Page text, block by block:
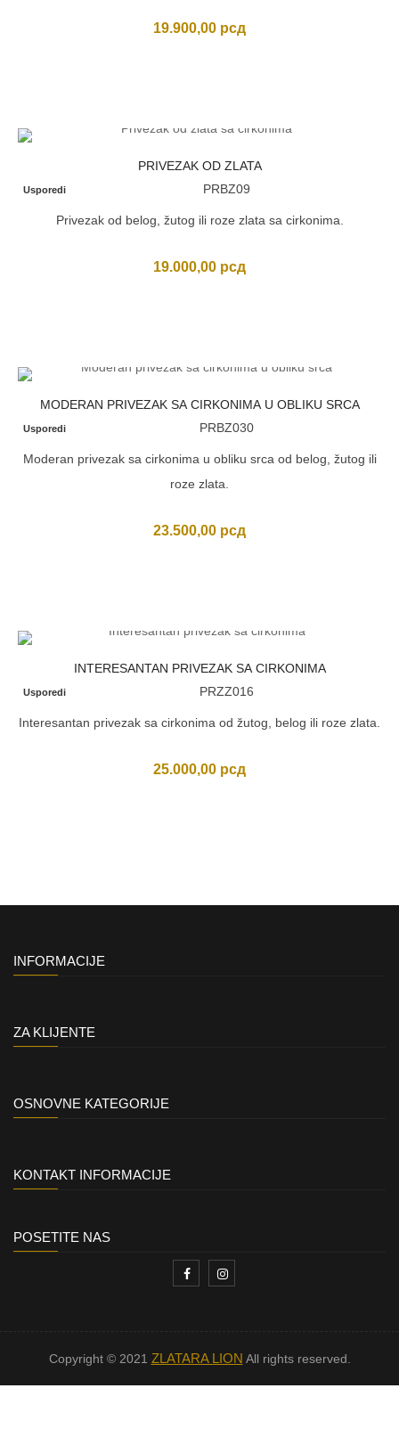
19.900,00 рсд
PRIVEZAK OD ZLATA
Usporedi PRBZ09
Privezak od belog, žutog ili roze zlata sa cirkonima.
19.000,00 рсд
MODERAN PRIVEZAK SA CIRKONIMA U OBLIKU SRCA
Usporedi PRBZ030
Moderan privezak sa cirkonima u obliku srca od belog, žutog ili
roze zlata.
23.500,00 рсд
INTERESANTAN PRIVEZAK SA CIRKONIMA
Usporedi PRZZ016
Interesantan privezak sa cirkonima od žutog, belog ili roze zlata.
25.000,00 рсд
INFORMACIJE
ZA KLIJENTE
OSNOVNE KATEGORIJE
KONTAKT INFORMACIJE
POSETITE NAS
Copyright © 2021 ZLATARA LION All rights reserved.